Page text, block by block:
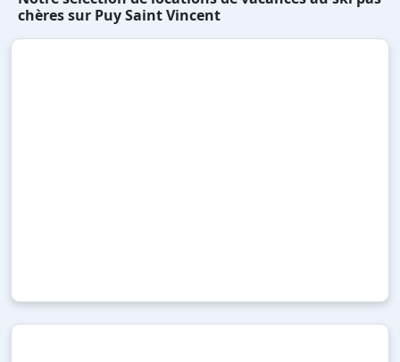
chères sur Puy Saint Vincent